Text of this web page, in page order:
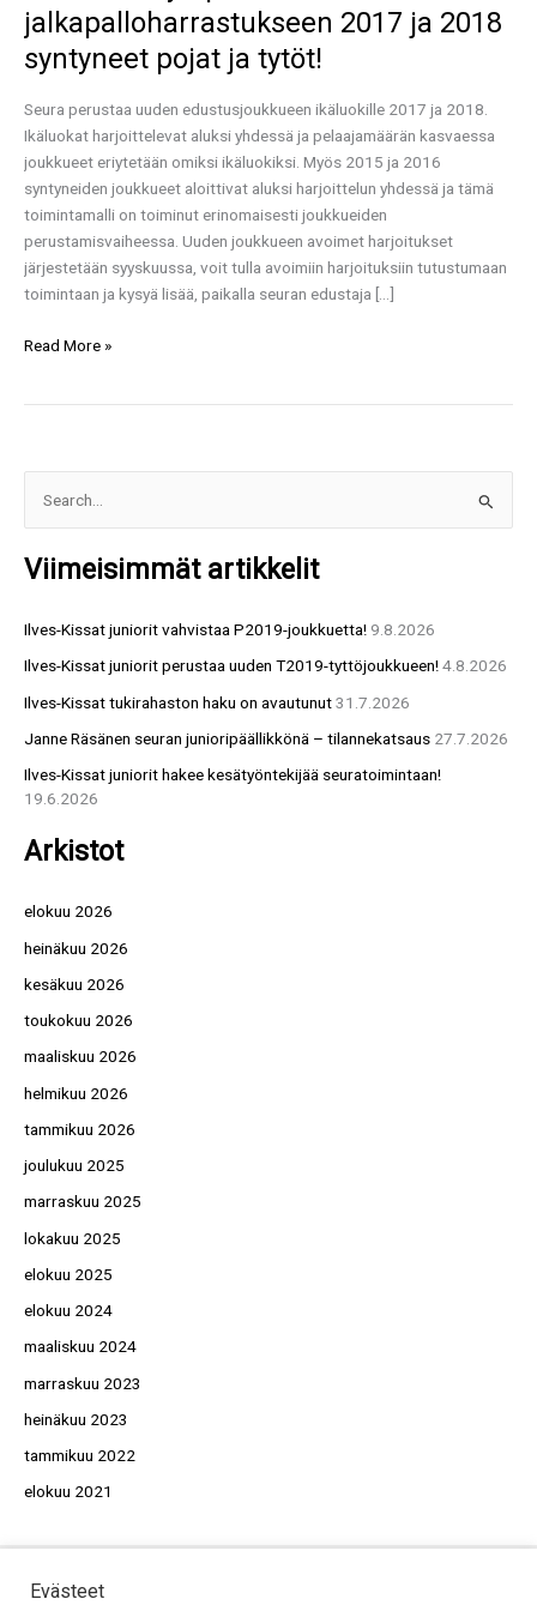
jalkapalloharrastukseen 2017 ja 2018
syntyneet pojat ja tytöt!
Seura perustaa uuden edustusjoukkueen ikäluokille 2017 ja 2018.
Ikäluokat harjoittelevat aluksi yhdessä ja pelaajamäärän kasvaessa
joukkueet eriytetään omiksi ikäluokiksi. Myös 2015 ja 2016
syntyneiden joukkueet aloittivat aluksi harjoittelun yhdessä ja tämä
toimintamalli on toiminut erinomaisesti joukkueiden
perustamisvaiheessa. Uuden joukkueen avoimet harjoitukset
järjestetään syyskuussa, voit tulla avoimiin harjoituksiin tutustumaan
toimintaan ja kysyä lisää, paikalla seuran edustaja […]
Read More »
a
c
h
f
o
:
Viimeisimmät artikkelit
Ilves-Kissat juniorit vahvistaa P2019-joukkuetta! 9.8.2026
Ilves-Kissat juniorit perustaa uuden T2019-tyttöjoukkueen!4.8.2026
Ilves-Kissat tukirahaston haku on avautunut31.7.2026
Janne Räsänen seuran junioripäällikkönä – tilannekatsaus 27.7.2026
Ilves-Kissat juniorit hakee kesätyöntekijää seuratoimintaan!
19.6.2026
Arkistot
elokuu 2026
heinäkuu 2026
kesäkuu 2026
toukokuu 2026
maaliskuu 2026
helmikuu 2026
tammikuu 2026
joulukuu 2025
marraskuu 2025
lokakuu 2025
elokuu 2025
elokuu 2024
maaliskuu 2024
marraskuu 2023
heinäkuu 2023
tammikuu 2022
elokuu 2021
Evästeet